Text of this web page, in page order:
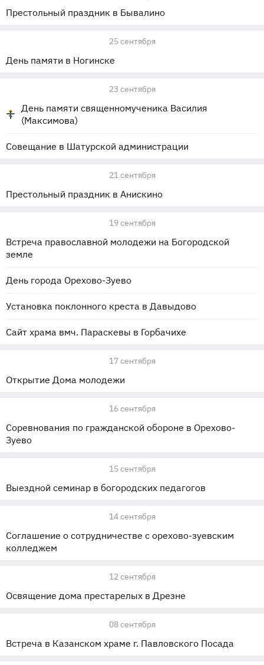
Престольный праздник в Бывалино
25 сентября
День памяти в Ногинске
23 сентября
День памяти священномученика Василия
(Максимова)
Совещание в Шатурской администрации
21 сентября
Престольный праздник в Анискино
19 сентября
Встреча православной молодежи на Богородской
земле
День города Орехово-Зуево
Установка поклонного креста в Давыдово
Сайт храма вмч. Параскевы в Горбачихе
17 сентября
Открытие Дома молодежи
16 сентября
Соревнования по гражданской обороне в Орехово-
Зуево
15 сентября
Выездной семинар в богородских педагогов
14 сентября
Соглашение о сотрудничестве с орехово-зуевским
колледжем
12 сентября
Освящение дома престарелых в Дрезне
08 сентября
Встреча в Казанском храме г. Павловского Посада